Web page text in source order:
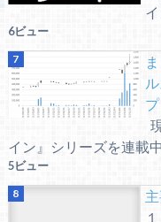
6ビュー
イン』シリーズを連載中
5ビュー